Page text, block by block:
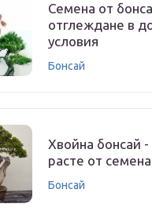
Семена от
отглеждане в
условия
Бонсай
Хвойна бонсай -
расте от семена
Бонсай